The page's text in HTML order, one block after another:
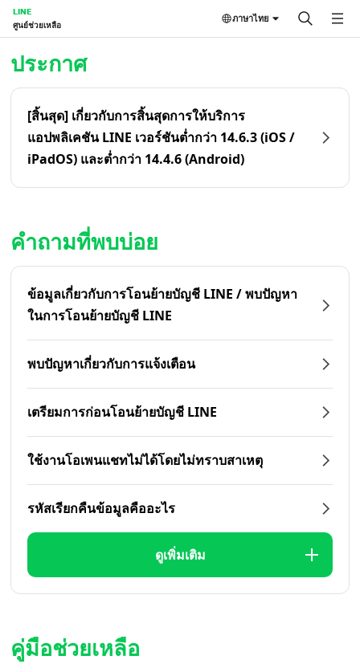
LINE
ศูนย์ช่วยเหลือ
ภาษาไทย
ประกาศ
[สิ้นสุด] เกี่ยวกับการสิ้นสุดการให้บริการ
แอปพลิเคชัน LINE เวอร์ชันต่ำกว่า 14.6.3 (iOS /
iPadOS) และต่ำกว่า 14.4.6 (Android)
คำถามที่พบบ่อย
ข้อมูลเกี่ยวกับการโอนย้ายบัญชี LINE / พบปัญหา
ในการโอนย้ายบัญชี LINE
พบปัญหาเกี่ยวกับการแจ้งเตือน
เตรียมการก่อนโอนย้ายบัญชี LINE
ใช้งานโอเพนแชทไม่ได้โดยไม่ทราบสาเหตุ
รหัสเรียกคืนข้อมูลคืออะไร
ดูเพิ่มเติม
คู่มือช่วยเหลือ